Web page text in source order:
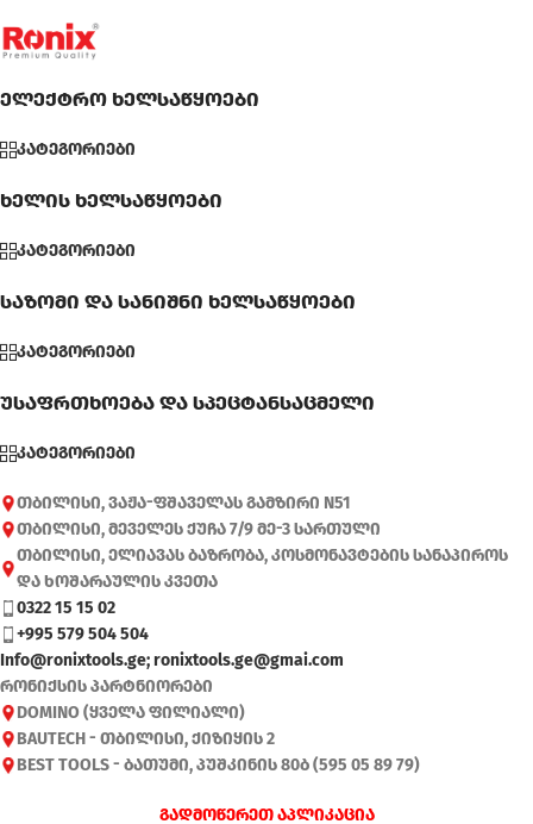
ელექტრო ხელსაწყოები
კატეგორიები
ხელის ხელსაწყოები
კატეგორიები
საზომი და სანიშნი ხელსაწყოები
კატეგორიები
უსაფრთხოება და სპეცტანსაცმელი
კატეგორიები
თბილისი, ვაჟა-ფშაველას გამზირი N51
თბილისი, მეველეს ქუჩა 7/9 მე-3 სართული
თბილისი, ელიავას ბაზრობა, კოსმონავტების სანაპიროს
და ხოშარაულის კვეთა
0322 15 15 02
+995 579 504 504
Info@ronixtools.ge; ronixtools.ge@gmai.com
რონიქსის პარტნიორები
DOMINO (ყველა ფილიალი)
BAUTECH - თბილისი, ქიზიყის 2
BEST TOOLS - ბათუმი, პუშკინის 80ბ (595 05 89 79)
გადმოწერეთ აპლიკაცია